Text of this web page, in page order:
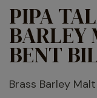
PIPA
BARLEY
BENT
Brass Barley Malt